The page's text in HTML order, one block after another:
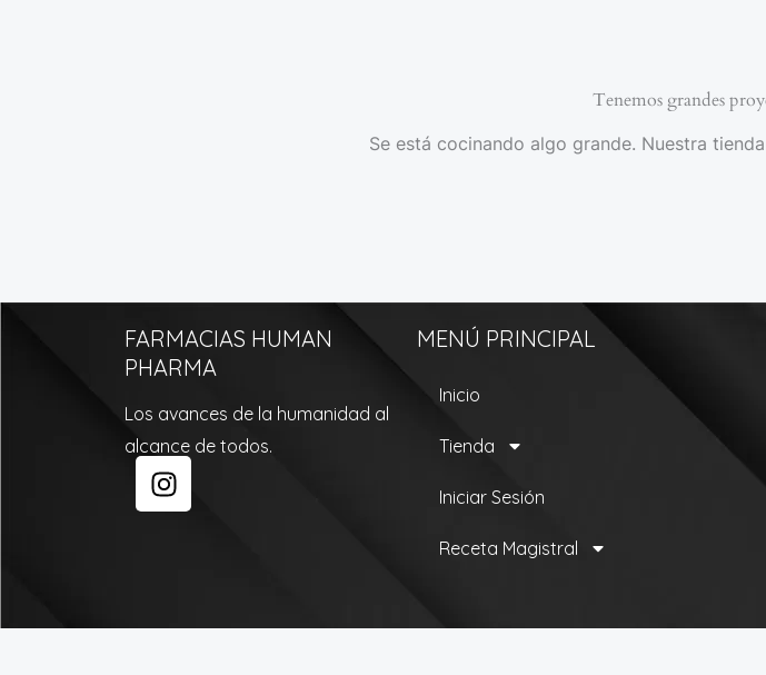
Tenemos grandes
Se está cocinando algo grande. Nuestra
FARMACIAS HUMAN
PHARMA
Los avances de la humanidad al
alcance de todos.
I
n
r
MENÚ PRINCIPAL
Inicio
Tienda
Iniciar Sesión
Receta Magistral